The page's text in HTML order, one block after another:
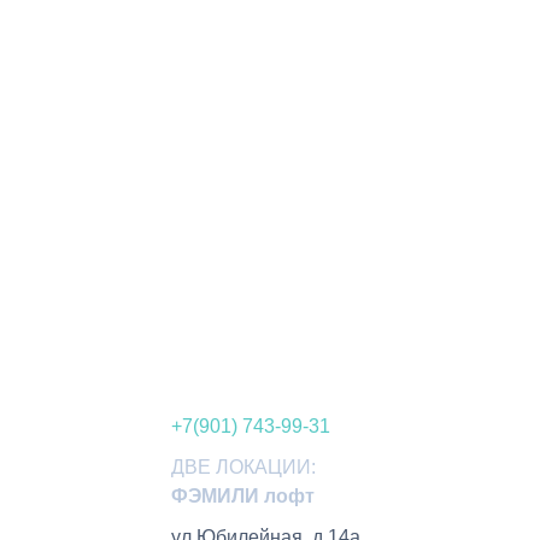
+7(901) 743-99-31
ДВЕ ЛОКАЦИИ:
ФЭМИЛИ лофт